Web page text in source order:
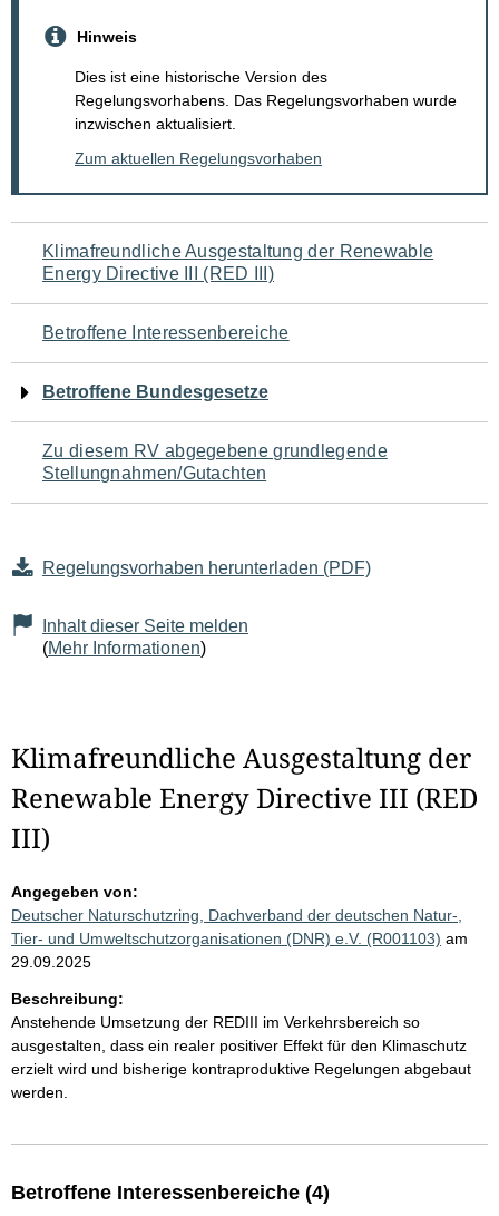
Hinweis
Dies ist eine historische Version des
Regelungsvorhabens. Das Regelungsvorhaben wurde
inzwischen aktualisiert.
Zum aktuellen Regelungsvorhaben
Navigation
für
den
Seiteninhalt
Klimafreundliche Ausgestaltung der Renewable
Energy Directive III (RED III)
Betroffene Interessenbereiche
Betroffene Bundesgesetze
Zu diesem RV abgegebene grundlegende
Stellungnahmen/Gutachten
Regelungsvorhaben herunterladen (PDF)
Inhalt dieser Seite melden
(Mehr Informationen)
Klimafreundliche Ausgestaltung der
Renewable Energy Directive III (RED
III)
Angegeben von:
Deutscher Naturschutzring, Dachverband der deutschen Natur-,
Tier- und Umweltschutzorganisationen (DNR) e.V. (R001103) am
29.09.2025
Beschreibung:
Anstehende Umsetzung der REDIII im Verkehrsbereich so
ausgestalten, dass ein realer positiver Effekt für den Klimaschutz
erzielt wird und bisherige kontraproduktive Regelungen abgebaut
werden.
Betroffene Interessenbereiche (4)